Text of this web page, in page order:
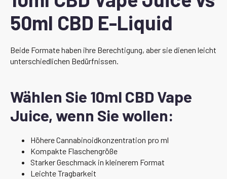
50ml CBD E-Liquid
Beide Formate haben ihre Berechtigung, aber sie dienen leicht
unterschiedlichen Bedürfnissen.
Wählen Sie 10ml CBD Vape
Juice, wenn Sie wollen:
Höhere Cannabinoidkonzentration pro ml
Kompakte Flaschengröße
Starker Geschmack in kleinerem Format
Leichte Tragbarkeit